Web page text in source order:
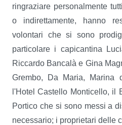
ringraziare personalmente
o indirettamente, hanno
volontari che si sono
particolare i capicantina
Riccardo Bancalà e Gina
Grembo, Da Maria, Marina
l'Hotel Castello Monticello, il
Portico che si sono messi a
necessario; i proprietari delle